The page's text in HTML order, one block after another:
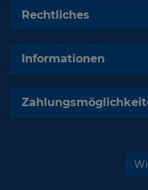
Rechtliches
Informationen